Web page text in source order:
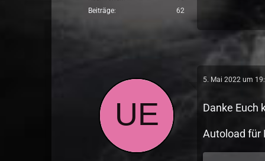
Beiträge
62
5. Mai 2022 um
Danke Euch
Autoload für